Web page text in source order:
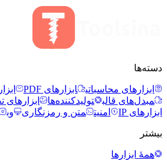
دسته‌ها
ابزارهای محاسباتی ابزارهای PDF
مبدل‌های قالب
تولیدکننده‌ها ابزارهای
ابزارهای IP
امنیت متن و رمزنگاری وب
بیشتر
همهٔ ابزارها